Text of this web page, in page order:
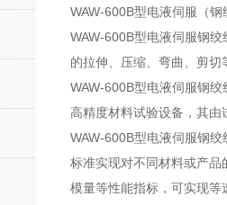
WAW-600B型电液伺服（
WAW-600B型电液伺服钢
的拉伸、压缩、弯曲、剪切
WAW-600B型电液伺服钢
高精度材料试验设备，其由
WAW-600B型电液伺服钢
标准实现对不同材料或产
模量等性能指标，可实现等